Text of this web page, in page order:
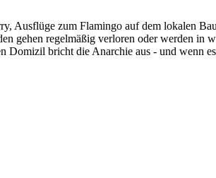
Ausflüge zum Flamingo auf dem lokalen
gehen regelmäßig verloren oder werden
Domizil bricht die Anarchie aus - und wenn